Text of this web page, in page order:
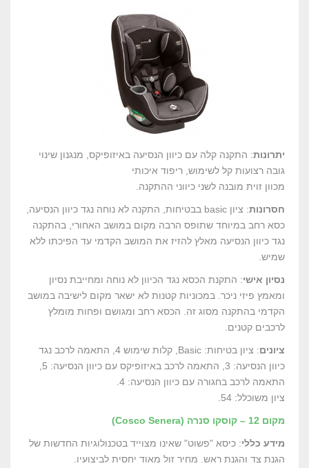
יתרונות: התקנה קלה עם כיוון הנסיעה באיזופיקס, מנגנון שינוי
גובה רצועות קל לשימוש, ריפוד איכותי
מכוון זוית מובנה לשני כיווני ההתקנה.
חסרונות
: ציון basic בבטיחות, התקנה לא נוחה נגד כיוון הנסיעה,
כסא רחב במיוחד שתופס הרבה מקום במושב האחורי, בהתקנה
נגד כיוון הנסיעה מאלץ להזיז את המושב הקדמי עד הפיכתו ללא
שמיש.
נסיון אישי: התקנת הכסא נגד הכיוון לא נוחה ומחייבת נסיון
ומאמץ פיזי ניכר. במכוניות קטנות לא ישאר מקום לישיבה במושב
הקדמי בהתקנה מסוג זה. הכסא רחב ומגושם ופחות מומלץ
לרכבים קטנים.
ציונים
: ציון בטיחות: Basic, קלות שימוש 4, התאמה לרכב נגד
התאמה לרכב בחגורה עם כיוון הנסיעה: 4.
ציון משוכלל: 54.
מקום 12 – קוסקו סנרה (Cosco Senera)
מידע כללי: כיסא "פשוט" שאינו מצוייד בטכנולוגיות החדשות של
הגנת צד והגנת ראש. מחיר זול מאוד יחסית לביצועיו.